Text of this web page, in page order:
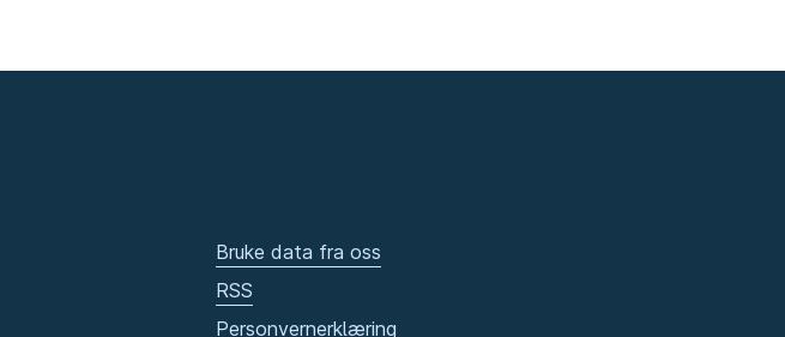
Bruke data fra oss
RSS
Personvernerklæring